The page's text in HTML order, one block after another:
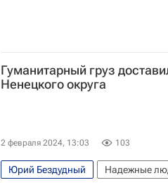
Гуманитарный груз
Ненецкого округа
2 февраля 2024, 13:03 103
Юрий Бездудный Надежные